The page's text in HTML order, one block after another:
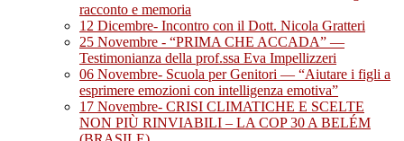
racconto e memoria
12 Dicembre- Incontro con il Dott. Nicola Gratteri
25 Novembre - “PRIMA CHE ACCADA” —
Testimonianza della prof.ssa Eva Impellizzeri
06 Novembre- Scuola per Genitori — “Aiutare i figli a
esprimere emozioni con intelligenza emotiva”
17 Novembre- CRISI CLIMATICHE E SCELTE
NON PIÙ RINVIABILI – LA COP 30 A BELÉM